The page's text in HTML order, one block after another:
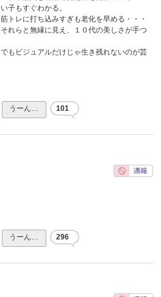
子もすぐわかる。
トレに打ち込みすぎも老化を早める・・・
れらと無縁に見え、１０代の美しさが手つ
もビジュアルだけじゃ生き残れないのが芸
うーん… 101
うーん… 296